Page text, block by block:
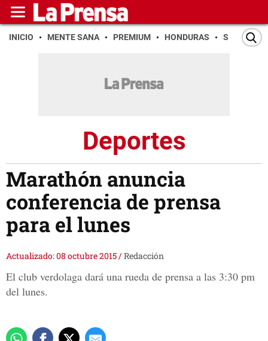
INICIO MENTE SANA PREMIUM HONDURAS SAN PEDRO
Deportes
Marathón anuncia
conferencia de prensa
para el lunes
Actualizado: 08 octubre 2015/Redacción
El club verdolaga dará una rueda de prensa a las 3:30 pm
del lunes.